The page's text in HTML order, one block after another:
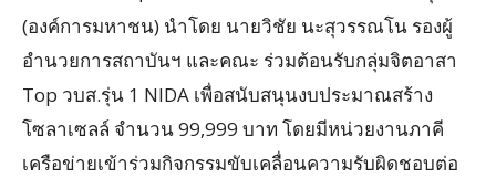
(องค์การมหาชน) นำโดย นายวิชัย นะสุวรรณโน รองผู้
อำนวยการสถาบันฯ และคณะ ร่วมต้อนรับกลุ่มจิตอาสา
Top วบส.รุ่น 1 NIDA เพื่อสนับสนุนงบประมาณสร้าง
โซลาเซลล์ จำนวน 99,999 บาท โดยมีหน่วยงานภาคี
เครือข่ายเข้าร่วมกิจกรรมขับเคลื่อนความรับผิดชอบต่อ